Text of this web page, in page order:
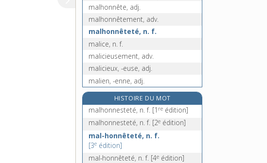
malhonnête, adj.
malhonnêtement, adv.
malhonnêteté, n. f.
malice, n. f.
malicieusement, adv.
malicieux, -euse, adj.
malien, -enne, adj.
malignement, adv.
malignité, n. f.
malines, n. f.
HISTOIRE DU MOT
malhonnesteté, n. f. [1 re édition]
malhonnesteté, n. f. [2e édition]
mal-honnêteté, n. f.
[3e édition]
mal-honnêteté, n. f. [4e édition]